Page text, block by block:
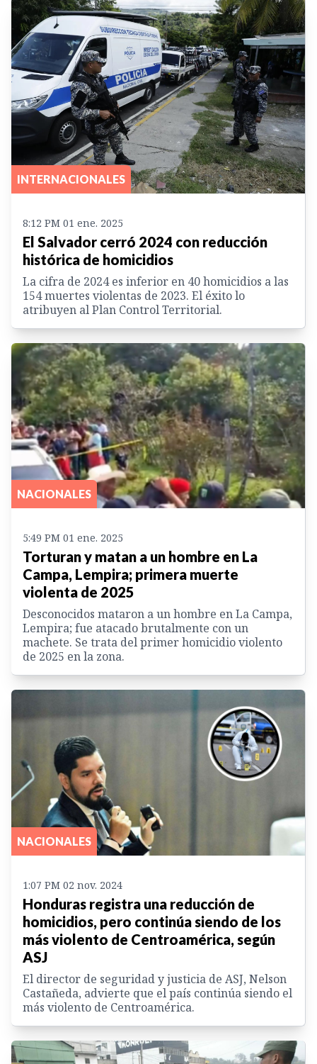
INTERNACIONALES
8:12 PM 01 ene. 2025
El Salvador cerró 2024 con reducción
histórica de homicidios
La cifra de 2024 es inferior en 40 homicidios a las
154 muertes violentas de 2023. El éxito lo
atribuyen al Plan Control Territorial.
NACIONALES
5:49 PM 01 ene. 2025
Torturan y matan a un hombre en La
Campa, Lempira; primera muerte
violenta de 2025
Desconocidos mataron a un hombre en La Campa,
Lempira; fue atacado brutalmente con un
machete. Se trata del primer homicidio violento
de 2025 en la zona.
NACIONALES
1:07 PM 02 nov. 2024
Honduras registra una reducción de
homicidios, pero continúa siendo de los
más violento de Centroamérica, según
ASJ
El director de seguridad y justicia de ASJ, Nelson
Castañeda, advierte que el país continúa siendo el
más violento de Centroamérica.